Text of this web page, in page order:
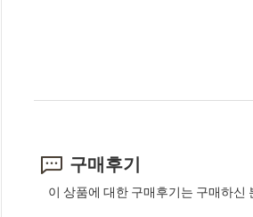
구매후기
이 상품에 대한 구매후기는 구매하신